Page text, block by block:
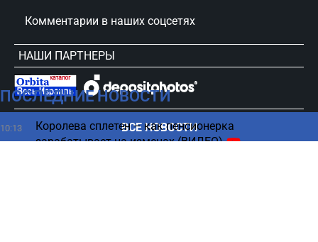
ПОСЛЕДНИЕ НОВОСТИ
10:13
Королева сплетен – как пенсионерка
зарабатывает на изменах (ВИДЕО)
ВСЕ НОВОСТИ
Комментарии в наших соцсетях
НАШИ ПАРТНЕРЫ
сursorinfo.co.il © Все права защищены